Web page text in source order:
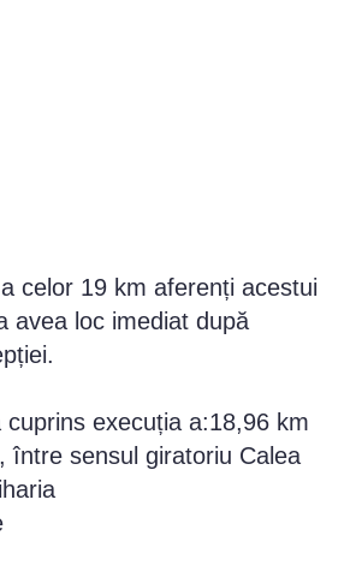
celor 19 km aferenți acestui
avea loc imediat după
execuția a:18,96 km
între sensul giratoriu Calea